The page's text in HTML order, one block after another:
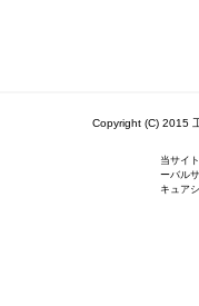
Copyright (C) 2015
当サイ
ーバル
キュア